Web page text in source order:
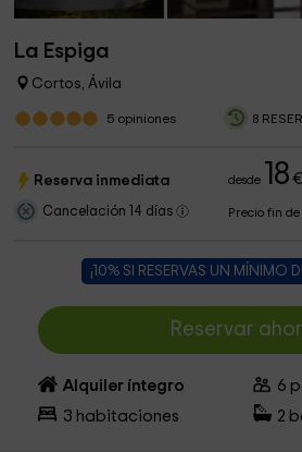
La Espiga
Cortos, Ávila
5 opiniones 8
Reserva inmediata desde 18
Cancelación 14 días Precio fin de
¡10% SI RESERVAS UN MÍNIMO
Reservar
Alquiler íntegro 6
3 habitaciones 2